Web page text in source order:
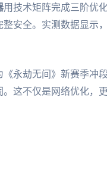
用技术矩阵完成三阶优
安全。实测数据显示
永劫无间》新赛季冲
这不仅是网络优化，